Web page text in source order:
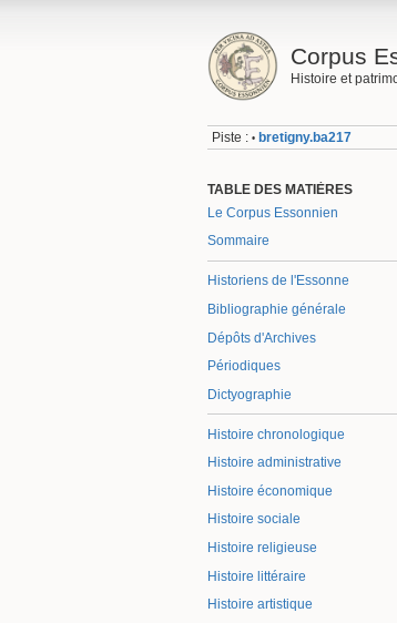
Corpus
Histoire et
Piste : • bretigny.ba217
TABLE DES MATIÈRES
Le Corpus Essonnien
Sommaire
Historiens de l'Essonne
Bibliographie générale
Dépôts d'Archives
Périodiques
Dictyographie
Histoire chronologique
Histoire administrative
Histoire économique
Histoire sociale
Histoire religieuse
Histoire littéraire
Histoire artistique